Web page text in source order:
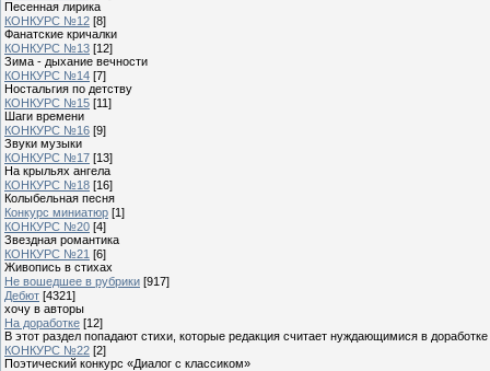
Песенная лирика
КОНКУРС №12 [8]
Фанатские кричалки
КОНКУРС №13 [12]
Зима - дыхание вечности
КОНКУРС №14 [7]
Ностальгия по детству
КОНКУРС №15 [11]
Шаги времени
КОНКУРС №16 [9]
Звуки музыки
КОНКУРС №17 [13]
На крыльях ангела
КОНКУРС №18 [16]
Колыбельная песня
Конкурс миниатюр [1]
КОНКУРС №20 [4]
Звездная романтика
КОНКУРС №21 [6]
Живопись в стихах
Не вошедшее в рубрики [917]
Дебют [4321]
хочу в авторы
На доработке [12]
В этот раздел попадают стихи, которые редакция считает нуждающимися в доработке
КОНКУРС №22 [2]
Поэтический конкурс «Диалог с классиком»